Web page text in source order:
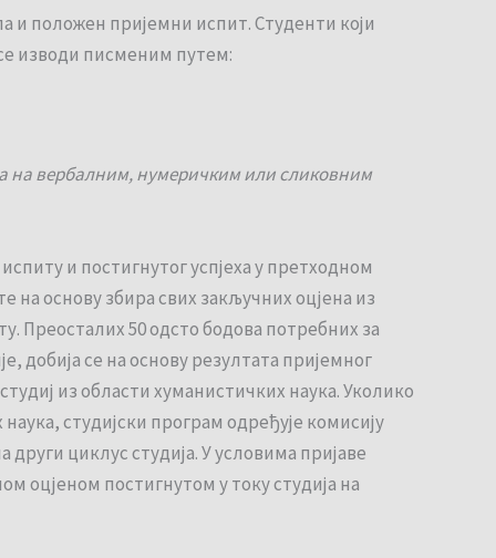
и положен пријемни испит. Студенти који
изводи писменим путем:
на вербалним, нумеричким или сликовним
и постигнутог успјеха у претходном
на основу збира свих закључних оцјена из
Преосталих 50 одсто бодова потребних за
добија се на основу резултата пријемног
из области хуманистичких наука. Уколико
студијски програм одређује комисију
циклус студија. У условима пријаве
оцјеном постигнутом у току студија на